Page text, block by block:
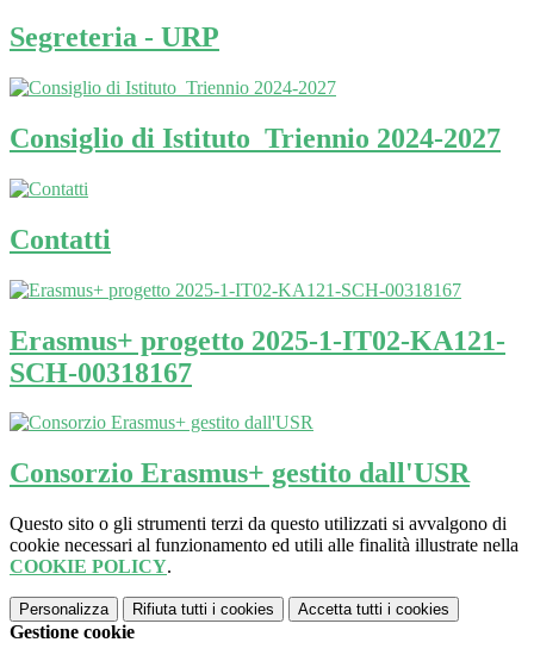
Segreteria - URP
Consiglio di Istituto_Triennio 2024-2027
Contatti
Erasmus+ progetto 2025-1-IT02-KA121-
SCH-00318167
Consorzio Erasmus+ gestito dall'USR
Questo sito o gli strumenti terzi da questo utilizzati si avvalgono di
cookie necessari al funzionamento ed utili alle finalità illustrate nella
COOKIE POLICY.
Personalizza Rifiuta tutti i cookies Accetta tutti i cookies
Gestione cookie